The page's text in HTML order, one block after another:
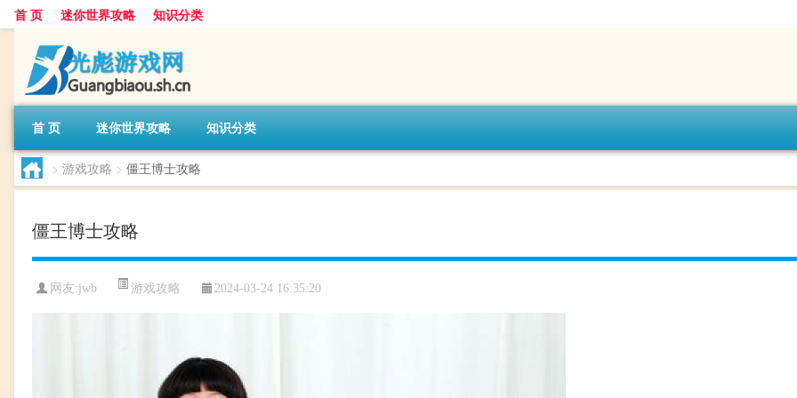
首 页 迷你世界攻略 知识分类
首 页 迷你世界攻略 知识分类
> 游戏攻略 > 僵王博士攻略
僵王博士攻略
网友:jwb 游戏攻略 2024-03-24 16:35:20